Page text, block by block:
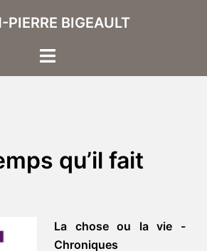
PIERRE BIGEAULT
Ouvrir/fermer
qu’il fait
La chose ou la vie -
Chroniques